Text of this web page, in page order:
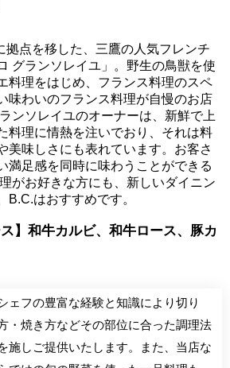
拠点を移した、三鷹の人気フレンチ
グランソレイユ」。野生の鳥獣を使
料理をはじめ、フランス料理のスペ
味わいのフランス料理が自慢のお店
ンソレイユのオーナーは、新鮮で上
料理に情熱を注いでおり、それは料
美味しさにも表れています。お客さ
満足感を同時に味わうことができる
がお好きな方にも、新しいダイニン
B.C.はおすすめです。
】和牛カルビ、和牛ロース、豚カ
ェフの豊富な経験と知識により切り
・焼き方などその部位に合った調理法
施しご提供いたします。また、当店な